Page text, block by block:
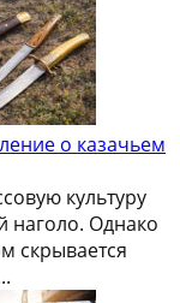
о казачьем
культуру
наголо. Однако
скрывается